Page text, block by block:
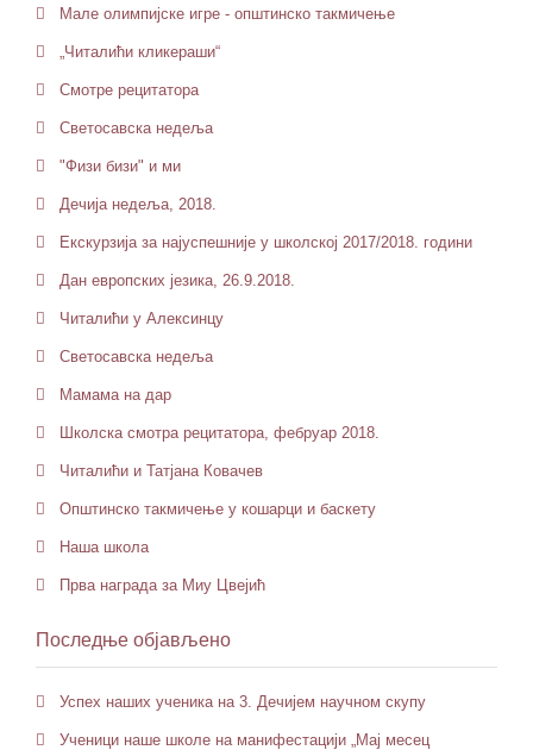
Мале олимпијске игре - општинско такмичење
„Читалићи кликераши“
Смотре рецитатора
Светосавска недеља
"Физи бизи" и ми
Дечија недеља, 2018.
Екскурзија за најуспешније у школској 2017/2018. години
Дан европских језика, 26.9.2018.
Читалићи у Алексинцу
Светосавска недеља
Мамама на дар
Школска смотра рецитатора, фебруар 2018.
Читалићи и Татјана Ковачев
Општинско такмичење у кошарци и баскету
Наша школа
Прва награда за Миу Цвејић
Последње објављено
Успех наших ученика на 3. Дечијем научном скупу
Ученици наше школе на манифестацији „Мај месец